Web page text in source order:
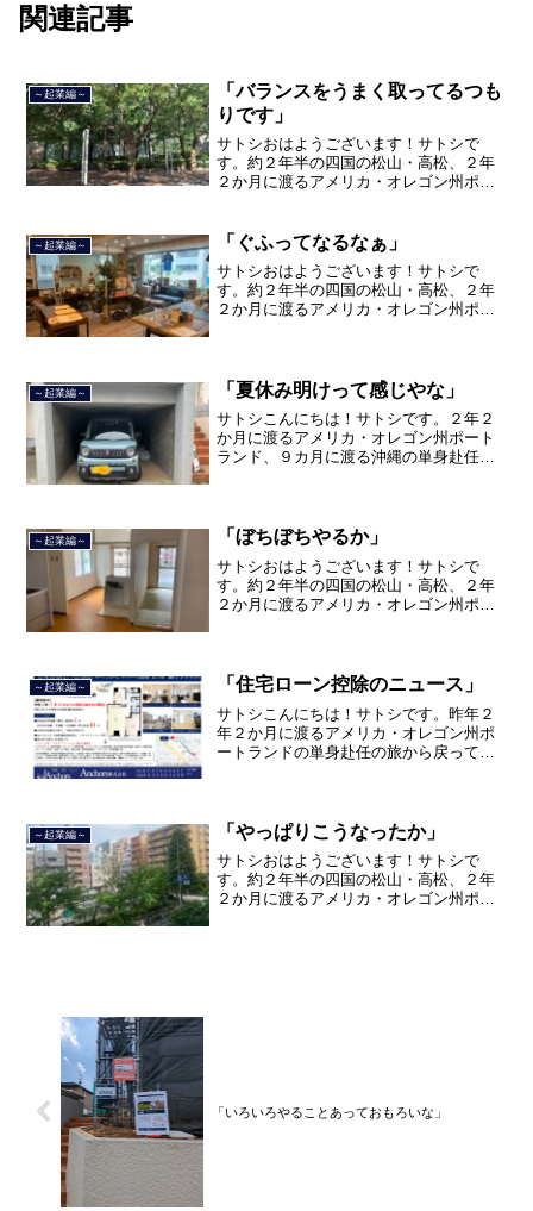
関連記事
～起業編～
「バランスをうまく取ってるつも
りです」
サトシおはようございます！サトシで
す。約２年半の四国の松山・高松、２年
２か月に渡るアメリカ・オレゴン州ポー
間のサラリーマン人生に終止符を打ちま
した。２０２１年３月９日よ...
～起業編～ 「ぐふってなるなぁ」
サトシおはようございます！サトシで
す。約２年半の四国の松山・高松、２年
２か月に渡るアメリカ・オレゴン州ポー
した。２０２１年３月９日よ...
～起業編～ 「夏休み明けって感じやな」
サトシこんにちは！サトシです。２年２
か月に渡るアメリカ・オレゴン州ポート
ランド、９カ月に渡る沖縄の単身赴任の
品川区南大井で不動産を主...
～起業編～ 「ぼちぼちやるか」
サトシおはようございます！サトシで
す。約２年半の四国の松山・高松、２年
２か月に渡るアメリカ・オレゴン州ポー
した。２０２１年３月９日よ...
～起業編～ 「住宅ローン控除のニュース」
サトシこんにちは！サトシです。昨年２
年２か月に渡るアメリカ・オレゴン州ポ
ートランドの単身赴任の旅から戻ってき
し、東京都品川区南大井で不...
～起業編～ 「やっぱりこうなったか」
サトシおはようございます！サトシで
す。約２年半の四国の松山・高松、２年
２か月に渡るアメリカ・オレゴン州ポー
「いろいろやることあっておもろいな」